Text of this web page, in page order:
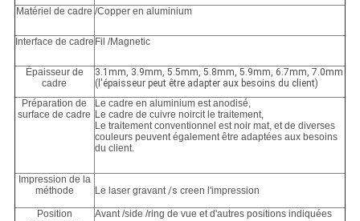
Matériel de cadre /Copper en aluminium
Interface de cadre Fil /Magnetic
Épaisseur de
cadre
3.1mm, 3.9mm, 5.5mm, 5.8mm, 5.9mm, 6.7mm, 7.0mm
(l'épaisseur peut être adapter aux besoins du client)
Préparation de
surface de cadre
Le cadre en aluminium est anodisé,
Le cadre de cuivre noircit le traitement,
Le traitement conventionnel est noir mat, et de diverses
couleurs peuvent également être adaptées aux besoins
du client.
Impression de la
méthode
Le laser gravant/s creen l'impression
Position
Avant /side /ring de vue et d'autres positions indiquées